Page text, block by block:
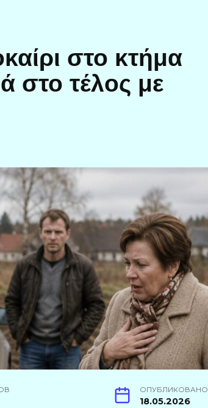
στο κτήμα
στο τέλος με
ОПУБЛИКОВАНО
18.05.2026